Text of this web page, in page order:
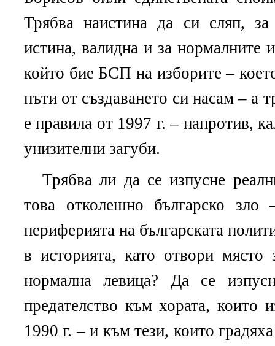
Трябва наистина да си сляп,
истина, валидна и за нормалните
който бие БСП на изборите –
пъти от създаването си насам – а
е правила от 1997 г. – напротив,
унизителни загуби.
Трябва ли да се изпусне
това отколешно българско
периферията на българската
в историята, като отвори
нормална левица? Да се
предателство към хората, които
1990 г. – и към тези, които